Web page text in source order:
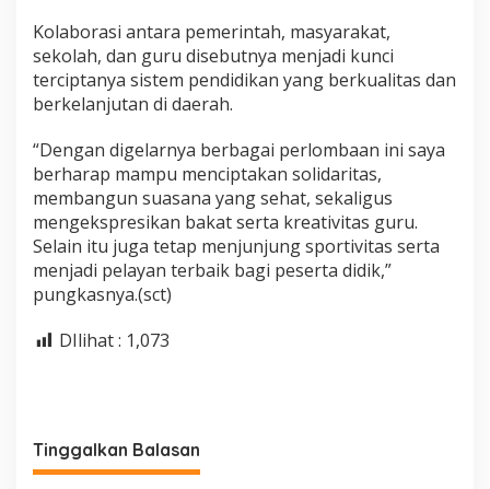
Kolaborasi antara pemerintah, masyarakat,
sekolah, dan guru disebutnya menjadi kunci
terciptanya sistem pendidikan yang berkualitas dan
berkelanjutan di daerah.
“Dengan digelarnya berbagai perlombaan ini saya
berharap mampu menciptakan solidaritas,
membangun suasana yang sehat, sekaligus
mengekspresikan bakat serta kreativitas guru.
Selain itu juga tetap menjunjung sportivitas serta
menjadi pelayan terbaik bagi peserta didik,”
pungkasnya.(sct)
DIlihat : 1,073
Tinggalkan Balasan